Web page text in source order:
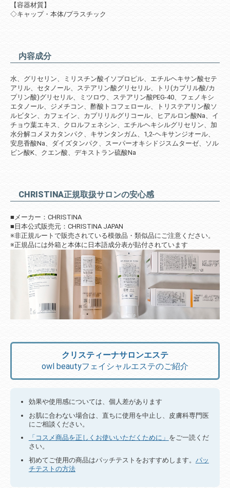
【容器材質】
◇キャップ・本体/プラスチック
内容成分
水、グリセリン、ミリスチン酸イソプロピル、エチルヘキサン酸セテ
アリル、セタノール、ステアリン酸グリセリル、トリ(カプリル酸/カ
プリン酸)グリセリル、ミツロウ、ステアリン酸PEG-40、フェノキシ
エタノール、ジメチコン、酢酸トコフェロール、トリステアリン酸ソ
ルビタン、カフェイン、カプリリルグリコール、ヒアルロン酸Na、イ
チョウ葉エキス、クロルフェネシン、エチルヘキシルグリセリン、加
水分解コメヌカタンパク、キサンタンガム、1,2-ヘキサンジオール、
安息香酸Na、ダイズタンパク、スーパーオキシドジスムターゼ、ソル
ビン酸K、クエン酸、デキストラン硫酸Na
CHRISTINA正規取扱サロンの安心感
■メーカー：CHRISTINA
■日本公式販売元：CHRISTINA JAPAN
※非正規ルートで販売されている模倣品・類似品にご注意ください。
※正規品には外箱と本体に日本語成分表が貼付されています
クリスティーナサロンエステ
owl beautyフェイシャルエステのご紹介
効果や使用感については、個人差があります
お肌に合わない場合は、直ちに使用を中止し、皮膚科専門医
にご相談ください。
「コスメ商品を正しくお使いいただくために」 をご一読くだ
さい。
初めてご使用の商品はパッチテストをおすすめします。 パッ
チテストの方法